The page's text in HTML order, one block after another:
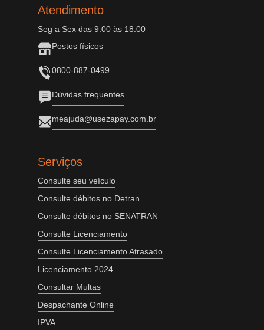
Atendimento
Seg a Sex das 9:00 às 18:00
Postos físicos
0800-887-0499
Dúvidas frequentes
meajuda@usezapay.com.br
Serviços
Consulte seu veículo
Consulte débitos no Detran
Consulte débitos no SENATRAN
Consulte Licenciamento
Consulte Licenciamento Atrasado
Licenciamento 2024
Consultar Multas
Despachante Online
IPVA